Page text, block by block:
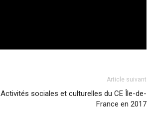
Article suivant
Activités sociales et culturelles du CE Île-de-
France en 2017